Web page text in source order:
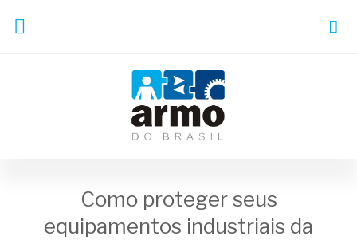
Como proteger seus
equipamentos industriais da